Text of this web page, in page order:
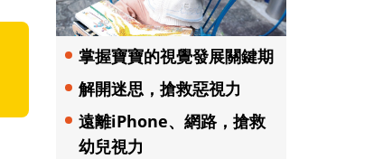
掌握寶寶的視覺發展關鍵期
解開迷思，搶救惡視力
遠離iPhone、網路，搶救
幼兒視力